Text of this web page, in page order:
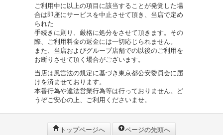
ご利用中に以上の項目に該当することが発覚した場
合は即座にサービスを中止させて頂き、当店で定め
られた
手続きに則り、厳格に処分をさせて頂きます。その
際、ご利用料金の返金には一切応じられません。
また、当店およびグループ店舗での以後のご利用を
お断りさせて頂く場合がございます。
当店は風営法の規定に基づき東京都公安委員会に届
けを済ませております。
本番行為や違法営業行為等は行っておりません。ど
うぞご安心の上、ご利用くださいませ。
トップページへ ページの先頭へ